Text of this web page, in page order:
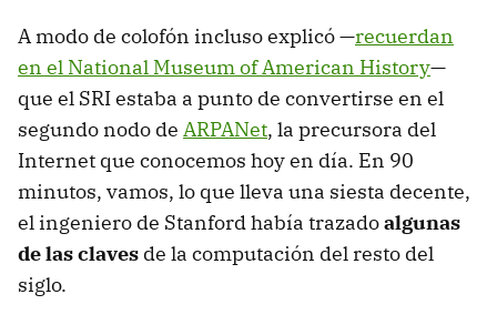
A modo de colofón incluso explicó —recuerdan
en el National Museum of American History—
que el SRI estaba a punto de convertirse en el
segundo nodo de ARPANet, la precursora del
Internet que conocemos hoy en día. En 90
minutos, vamos, lo que lleva una siesta decente,
el ingeniero de Stanford había trazadoalgunas
de las claves de la computación del resto del
siglo.